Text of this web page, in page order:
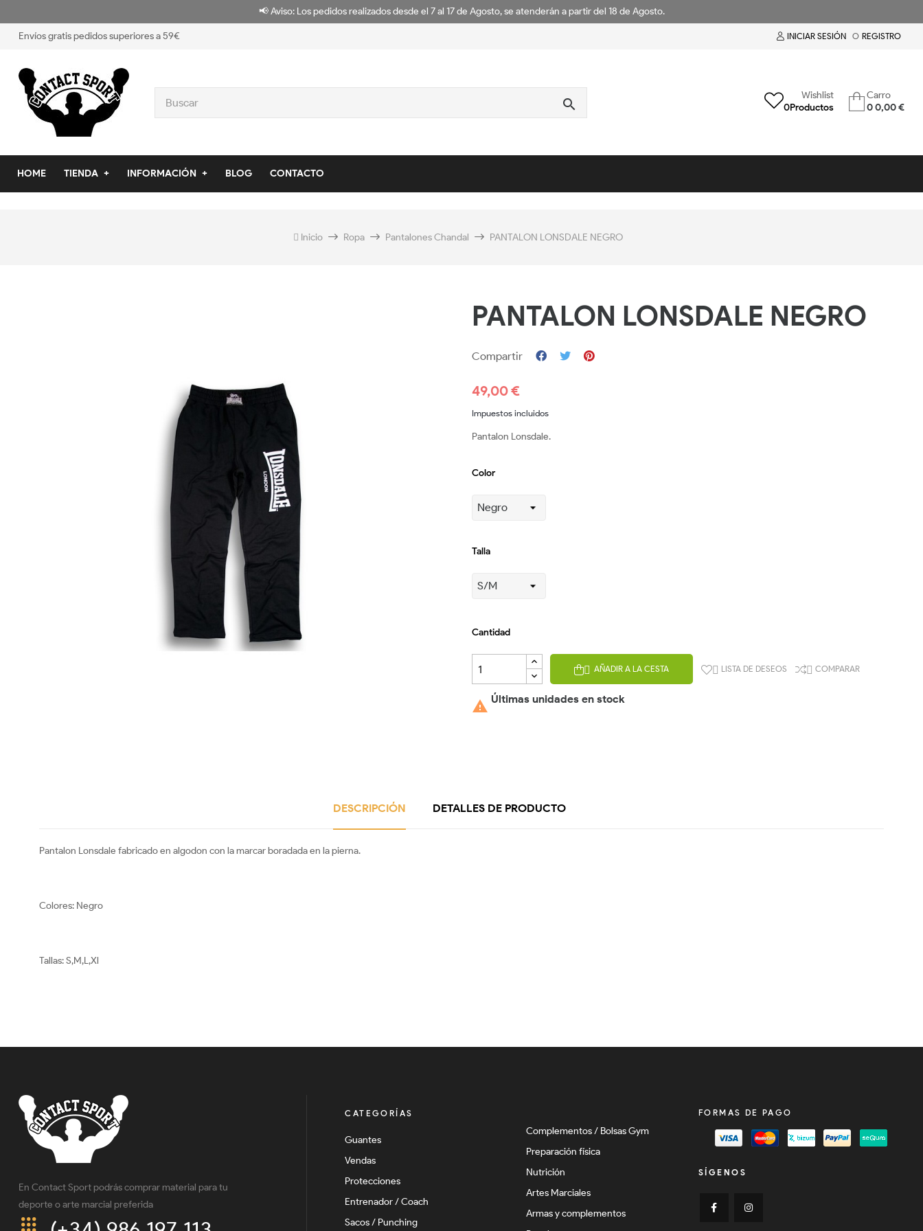
📢 Aviso: Los pedidos realizados desde el 7 al 17 de Agosto, se atenderán a partir del 18 de Agosto.
Envíos gratis pedidos superiores a 59€ INICIAR SESIÓN O REGISTRO
search
Wishlist
0Productos
Carro
00,00 €
HOME TIENDA INFORMACIÓN BLOG CONTACTO
Inicio Ropa Pantalones Chandal PANTALON LONSDALE NEGRO
PANTALON LONSDALE NEGRO
Compartir
49,00 €
Impuestos incluidos
Pantalon Lonsdale.
Color
Talla
Cantidad
 AÑADIR A LA CESTA  LISTA DE DESEOS  COMPARAR
 Últimas unidades en stock
DESCRIPCIÓN DETALLES DE PRODUCTO
Pantalon Lonsdale fabricado en algodon con la marcar boradada en la pierna.
Colores: Negro
Tallas: S,M,L,Xl
En Contact Sport podrás comprar material para tu
deporte o arte marcial preferida
CATEGORÍAS
Guantes
Vendas
Protecciones
Entrenador / Coach
Sacos / Punching
Complementos / Bolsas Gym
Preparación física
Nutrición
Artes Marciales
Armas y complementos
FORMAS DE PAGO
SÍGENOS